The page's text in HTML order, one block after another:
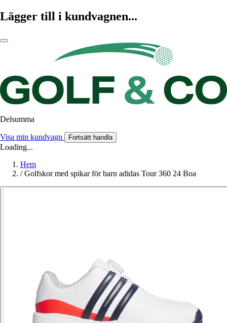
Lägger till i kundvagnen...
Delsumma
Visa min kundvagn Fortsätt handla
Loading...
Hem
/ Golfskor med spikar för barn adidas Tour 360 24 Boa